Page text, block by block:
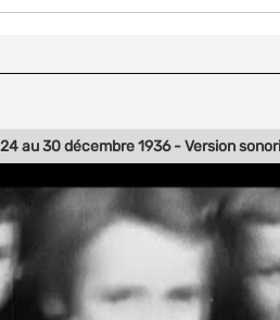
au 30 décembre 1936 - Version